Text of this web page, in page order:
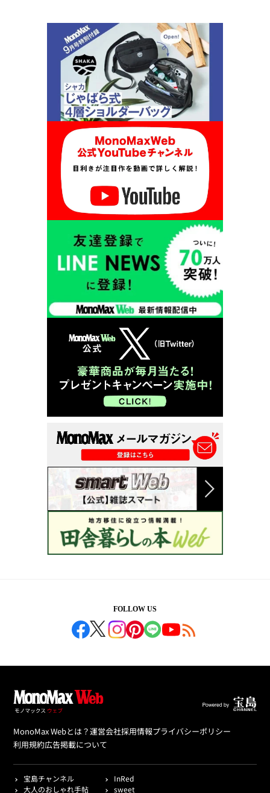
FOLLOW US
MonoMax Webとは？運営会社採用情報プライバシーポリシー
利用規約広告掲載について
宝島チャンネル
InRed
大人のおしゃれ手帖
sweet